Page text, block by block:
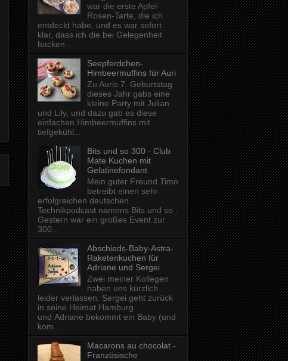
war die erste Apfel-
Rosen-Tarte, die ich
entdeckt habe, und es war sofort
klar, dass ich die bei Gelegenheit
backen ...
Seepferdchen-
Himbeermuffins für Auri
Zu Auris 7. Geburtstag
dieses Jahr gabs eine
kleine Party mit Julian
und Lily, und dazu gab es diese
einfachen Himbeermuffins mit
tiefgekühl...
Bits und so 300 - Club
Mate Kuchen mit
Gelatinefondant
Mein guter Freund Timo
betreibt einen sehr
erfolgreichen deutschen
Technikpodcast namens Bits und so .
Gestern war ein großes Event zur
300...
Abschieds-Baby-Astra-
Raketenkuchen für
Adriane und Sergei
Zwei meiner Kollegen
haben uns kürzlich
leider verlassen: Sergei geht zurück
in seine Heimat Hamburg
und Adriane bekommt ein Baby (und
kom...
Macarons au chocolat -
Französische